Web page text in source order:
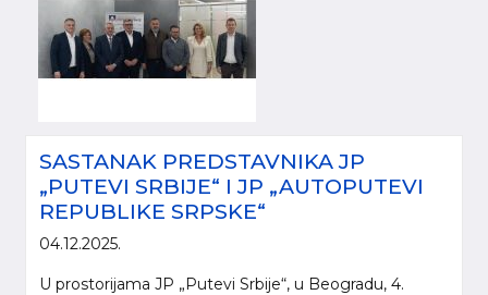
SASTANAK PREDSTAVNIKA JP
„PUTEVI SRBIJE“ I JP „AUTOPUTEVI
REPUBLIKE SRPSKE“
04.12.2025.
U prostorijama JP „Putevi Srbije“, u Beogradu, 4.